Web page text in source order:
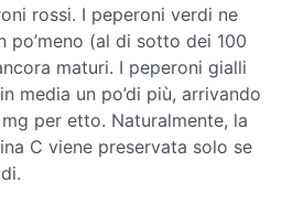
rossi. I peperoni verdi ne
po’meno (al di sotto dei 100
maturi. I peperoni gialli
media un po’di più, arrivando
per etto. Naturalmente, la
C viene preservata solo se